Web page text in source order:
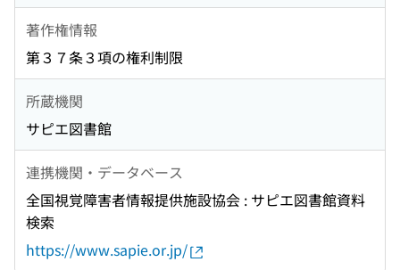
著作権情報
第３７条３項の権利制限
所蔵機関
サピエ図書館
連携機関・データベース
全国視覚障害者情報提供施設協会 : サピエ図書館資料
検索
https://www.sapie.or.jp/